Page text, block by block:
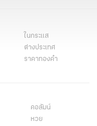
ในกระแส
ต่างประเทศ
ราคาทองคำ
คอลัมน์
หวย